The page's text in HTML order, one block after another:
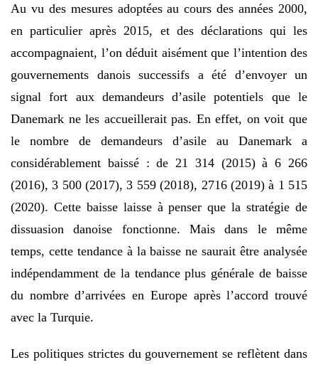
Au vu des mesures adoptées au cours des années 2000,
en particulier après 2015, et des déclarations qui les
accompagnaient, l’on déduit aisément que l’intention des
gouvernements danois successifs a été d’envoyer un
signal fort aux demandeurs d’asile potentiels que le
Danemark ne les accueillerait pas. En effet, on voit que
le nombre de demandeurs d’asile au Danemark a
considérablement baissé : de 21 314 (2015) à 6 266
(2016), 3 500 (2017), 3 559 (2018), 2716 (2019) à 1 515
(2020). Cette baisse laisse à penser que la stratégie de
dissuasion danoise fonctionne. Mais dans le même
temps, cette tendance à la baisse ne saurait être analysée
indépendamment de la tendance plus générale de baisse
du nombre d’arrivées en Europe après l’accord trouvé
avec la Turquie.
Les politiques strictes du gouvernement se reflètent dans